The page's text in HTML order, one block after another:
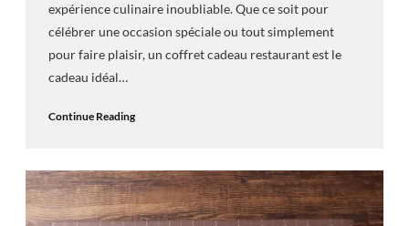
expérience culinaire inoubliable. Que ce soit pour
célébrer une occasion spéciale ou tout simplement
pour faire plaisir, un coffret cadeau restaurant est le
cadeau idéal…
Continue Reading